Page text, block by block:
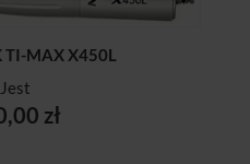
TI-MAX X450L
Jest
zł